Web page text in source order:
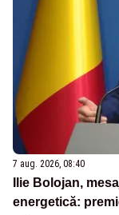
7 aug. 2026, 08:40
Ilie Bolojan,
energetică: